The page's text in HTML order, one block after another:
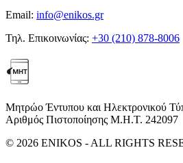
Email: info@enikos.gr
Τηλ. Επικοινωνίας: +30 (210) 878-8006
Μητρώο Έντυπου και Ηλεκτρονικού
Αριθμός Πιστοποίησης Μ.Η.Τ. 242097
© 2026 ENIKOS - ALL RIGHTS